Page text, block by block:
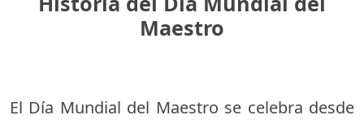
Maestro
El Día Mundial del Maestro se celebra desde